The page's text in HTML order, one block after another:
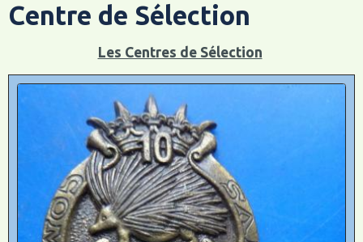
Centre de Sélection
Les Centres de Sélection